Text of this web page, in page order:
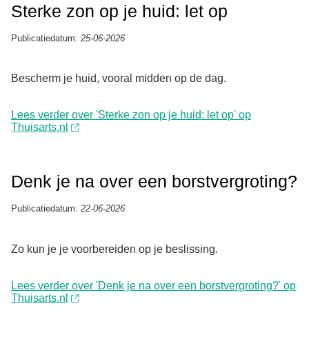
Sterke zon op je huid: let op
Publicatiedatum: 25-06-2026
Bescherm je huid, vooral midden op de dag.
Lees verder over 'Sterke zon op je huid: let op' op
Thuisarts.nl
Denk je na over een borstvergroting?
Publicatiedatum: 22-06-2026
Zo kun je je voorbereiden op je beslissing.
Lees verder over 'Denk je na over een borstvergroting?' op
Thuisarts.nl